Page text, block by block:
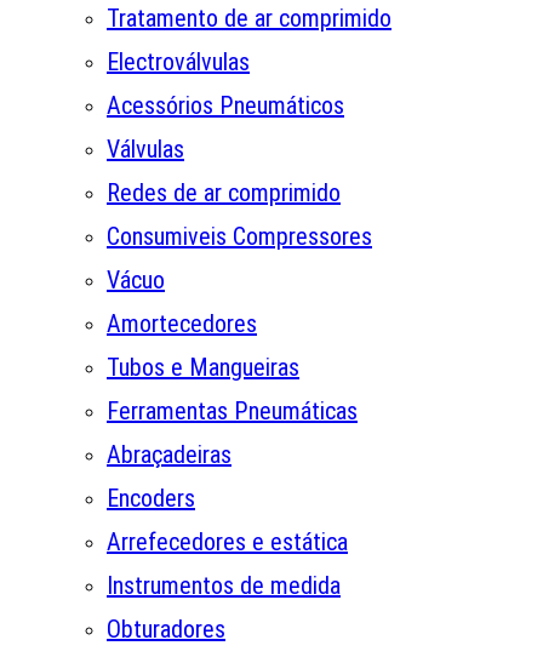
Tratamento de ar comprimido
Electroválvulas
Acessórios Pneumáticos
Válvulas
Redes de ar comprimido
Consumiveis Compressores
Vácuo
Amortecedores
Tubos e Mangueiras
Ferramentas Pneumáticas
Abraçadeiras
Encoders
Arrefecedores e estática
Instrumentos de medida
Obturadores